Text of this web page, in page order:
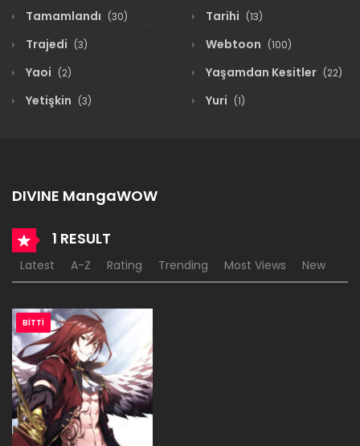
Tamamlandı (30) Tarihi (13)
Trajedi (3) Webtoon (100)
Yaoi (2) Yaşamdan Kesitler (22)
Yetişkin (3) Yuri (1)
DIVINE MangaWOW
1 RESULT
Latest A-Z Rating Trending Most Views New
BITTI